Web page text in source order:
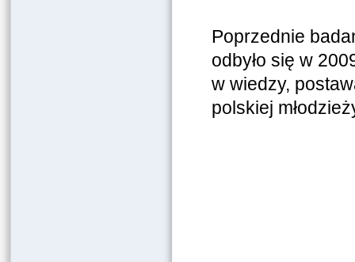
Poprzednie
odbyło się w
w wiedzy,
polskiej